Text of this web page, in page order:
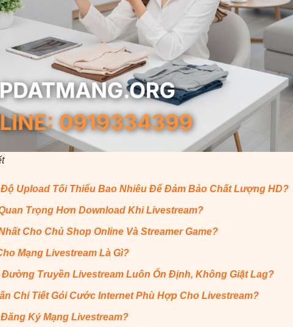
Upload Tối Thiểu Bao Nhiêu Để Đảm Bảo Chất Lượng HD?
Trọng Hơn Download Khi Livestream?
Cho Chủ Shop Online Và Streamer Game?
Mạng Livestream Là Gì?
Truyền Livestream Luôn Ổn Định, Không Giật Lag?
Chi Tiết Gói Cước Internet Phù Hợp Cho Livestream?
Ký Mạng Livestream?